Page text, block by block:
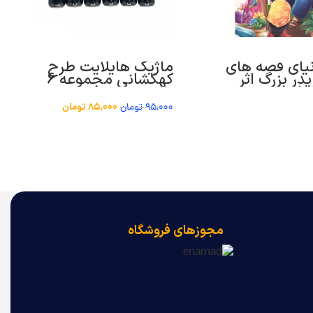
قصه های
بزرگ اثر
ماژیک هایلایت طرح
کهکشانی مجموعه 6
عددی
95,000تومان 85,000تومان
مجوزهای فروشگاه